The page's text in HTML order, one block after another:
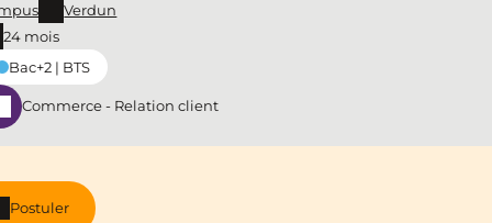
Postuler
Verdun
24 mois
Bac+2 | BTS
Commerce - Relation client